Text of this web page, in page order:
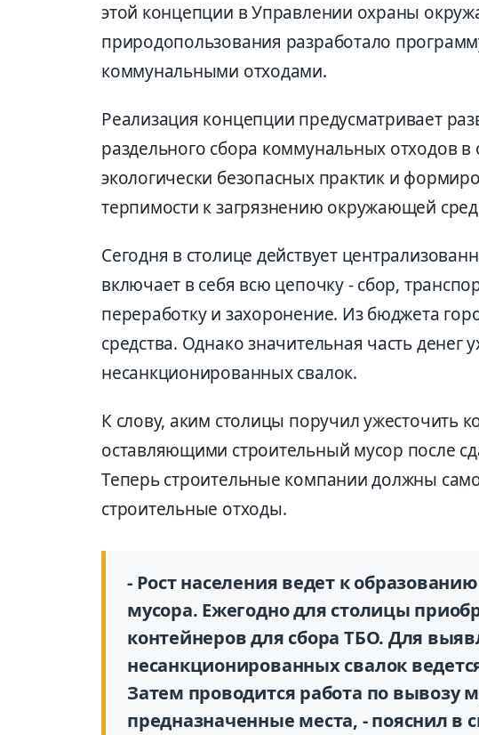
этой концепции в Управлении охраны
природопользования разработало
коммунальными отходами.
Реализация концепции предусматривает
раздельного сбора коммунальных отходов
экологически безопасных практик и
терпимости к загрязнению окружающей
Сегодня в столице действует
включает в себя всю цепочку - сбор,
переработку и захоронение. Из бюджета
средства. Однако значительная часть денег
несанкционированных свалок.
К слову, аким столицы поручил ужесточить
оставляющими строительный мусор после
Теперь строительные компании должны
строительные отходы.
- Рост населения ведет к
мусора. Ежегодно для столицы
контейнеров для сбора ТБО. Для
несанкционированных свалок
Затем проводится работа по вывозу
предназначенные места, - пояснил в